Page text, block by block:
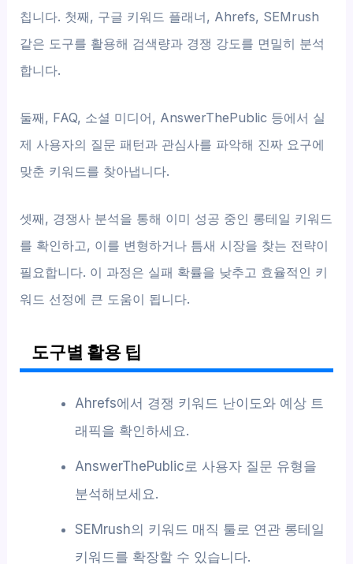
칩니다. 첫째, 구글 키워드 플래너, Ahrefs, SEMrush
같은 도구를 활용해 검색량과 경쟁 강도를 면밀히 분석
합니다.
둘째, FAQ, 소셜 미디어, AnswerThePublic 등에서 실
제 사용자의 질문 패턴과 관심사를 파악해 진짜 요구에
맞춘 키워드를 찾아냅니다.
셋째, 경쟁사 분석을 통해 이미 성공 중인 롱테일 키워드
를 확인하고, 이를 변형하거나 틈새 시장을 찾는 전략이
필요합니다. 이 과정은 실패 확률을 낮추고 효율적인 키
워드 선정에 큰 도움이 됩니다.
도구별 활용 팁
Ahrefs에서 경쟁 키워드 난이도와 예상 트
래픽을 확인하세요.
AnswerThePublic로 사용자 질문 유형을
분석해보세요.
SEMrush의 키워드 매직 툴로 연관 롱테일
키워드를 확장할 수 있습니다.